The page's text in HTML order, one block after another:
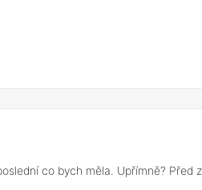
co bych měla. Upřímně? Před